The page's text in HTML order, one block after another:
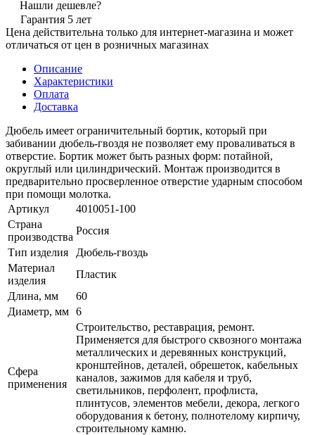
Нашли дешевле?
Гарантия 5 лет
Цена действительна только для интернет-магазина и может
отличаться от цен в розничных магазинах
Описание
Характеристики
Оплата
Доставка
Дюбель имеет ограничительный бортик, который при
забивании дюбель-гвоздя не позволяет ему проваливаться в
отверстие. Бортик может быть разных форм: потайной,
округлый или цилиндрический. Монтаж производится в
предварительно просверленное отверстие ударным способом
при помощи молотка.
Артикул
4010051-100
Страна
производства
Россия
Тип изделия
Дюбель-гвоздь
Материал
изделия
Пластик
Длина, мм
60
Диаметр, мм 6
Сфера
применения
Строительство, реставрация, ремонт.
Применяется для быстрого сквозного монтажа
металлических и деревянных конструкций,
кронштейнов, деталей, обрешеток, кабельных
каналов, зажимов для кабеля и труб,
светильников, перфолент, профлиста,
плинтусов, элементов мебели, декора, легкого
оборудования к бетону, полнотелому кирпичу,
строительному камню.